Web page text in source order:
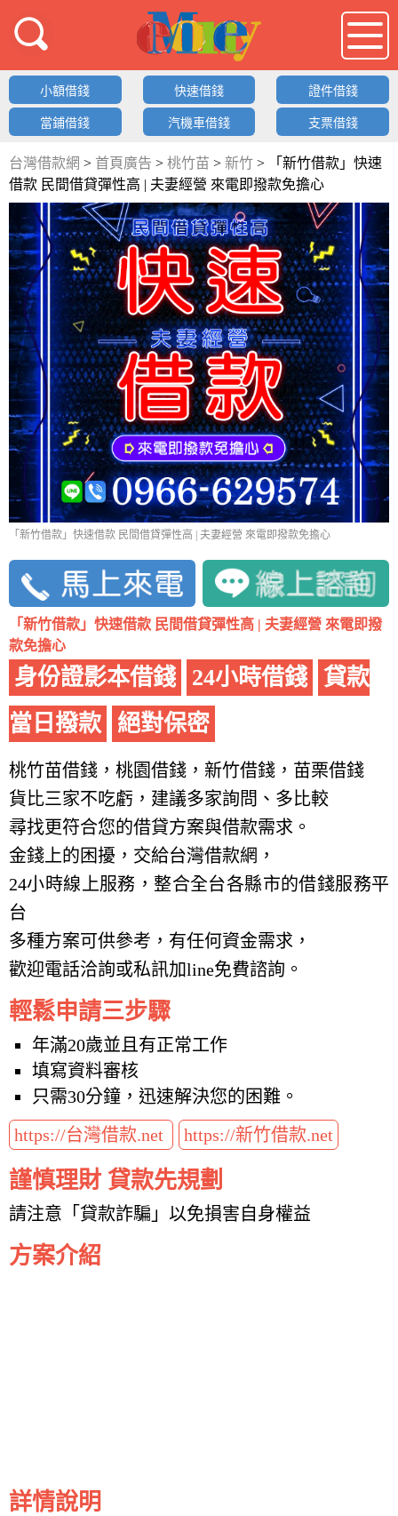
借錢LOGO
小額借錢 快速借錢 證件借錢
當鋪借錢 汽機車借錢 支票借錢
台灣借款網 > 首頁廣告 > 桃竹苗 > 新竹 >
「新竹借款」快速
借款 民間借貸彈性高 | 夫妻經營 來電即撥款免擔心
「新竹借款」快速借款 民間借貸彈性高 | 夫妻經營 來電即撥款免擔心
「新竹借款」快速借款 民間借貸彈性高 | 夫妻經營 來電即撥
款免擔心
身份證影本借錢 24小時借錢
貸款
當日撥款
絕對保密
桃竹苗借錢，桃園借錢，新竹借錢，苗栗借錢
貨比三家不吃虧，建議多家詢問、多比較
尋找更符合您的借貸方案與借款需求。
金錢上的困擾，交給台灣借款網，
24小時線上服務，整合全台各縣市的借錢服務平
台
多種方案可供參考，有任何資金需求，
歡迎電話洽詢或私訊加line免費諮詢。
輕鬆申請三步驟
年滿20歲並且有正常工作
填寫資料審核
只需30分鐘，迅速解決您的困難。
https://台灣借款.net
https://新竹借款.net
謹慎理財 貸款先規劃
請注意「貸款詐騙」以免損害自身權益
方案介紹
詳情說明